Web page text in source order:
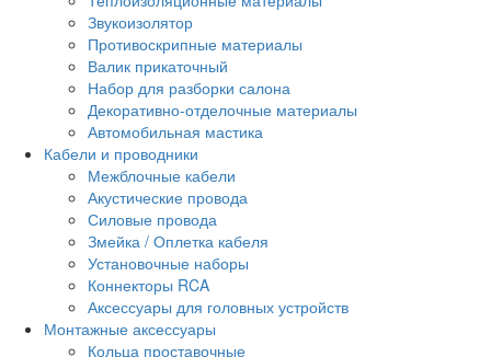
Звукоизолятор
Противоскрипные материалы
Валик прикаточный
Набор для разборки салона
Декоративно-отделочные материалы
Автомобильная мастика
Кабели и проводники
Межблочные кабели
Акустические провода
Силовые провода
Змейка / Оплетка кабеля
Установочные наборы
Коннекторы RCA
Аксессуары для головных устройств
Монтажные аксессуары
Кольца проставочные